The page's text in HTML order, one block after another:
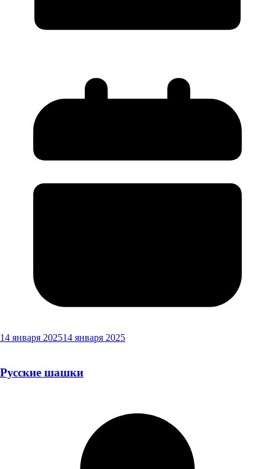
14 января 202514 января 2025
Русские шашки